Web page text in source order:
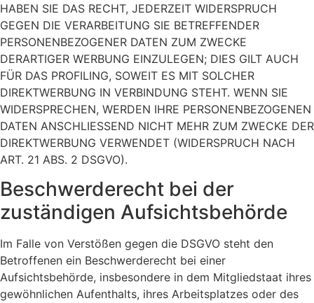
HABEN SIE DAS RECHT, JEDERZEIT WIDERSPRUCH
GEGEN DIE VERARBEITUNG SIE BETREFFENDER
PERSONENBEZOGENER DATEN ZUM ZWECKE
DERARTIGER WERBUNG EINZULEGEN; DIES GILT AUCH
FÜR DAS PROFILING, SOWEIT ES MIT SOLCHER
DIREKTWERBUNG IN VERBINDUNG STEHT. WENN SIE
WIDERSPRECHEN, WERDEN IHRE PERSONENBEZOGENEN
DATEN ANSCHLIESSEND NICHT MEHR ZUM ZWECKE DER
DIREKTWERBUNG VERWENDET (WIDERSPRUCH NACH
ART. 21 ABS. 2 DSGVO).
Beschwerde­recht bei der
zuständigen Aufsichts­behörde
Im Falle von Verstößen gegen die DSGVO steht den
Betroffenen ein Beschwerderecht bei einer
Aufsichtsbehörde, insbesondere in dem Mitgliedstaat ihres
gewöhnlichen Aufenthalts, ihres Arbeitsplatzes oder des